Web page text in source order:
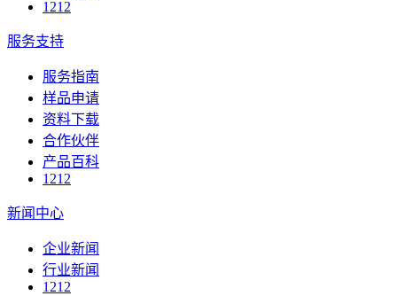
1212
服务支持
服务指南
样品申请
资料下载
合作伙伴
产品百科
1212
新闻中心
企业新闻
行业新闻
1212